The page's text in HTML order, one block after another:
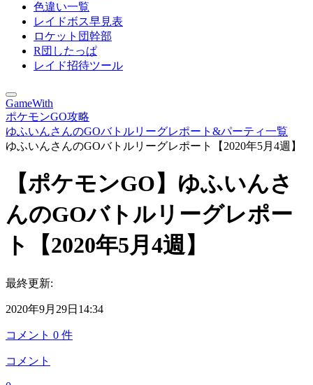
色違い一覧
レイドボス早見表
ロケット団幹部
R団したっぱ
レイド招待ツール
GameWith
ポケモンGO攻略
ゆふいんさんのGOバトルリーグレポート&パーティ一覧
ゆふいんさんのGOバトルリーグレポート【2020年5月4週】
【ポケモンGO】ゆふいんさ
んのGOバトルリーグレポー
ト【2020年5月4週】
最終更新:
2020年9月29日14:34
コメント 0 件
コメント